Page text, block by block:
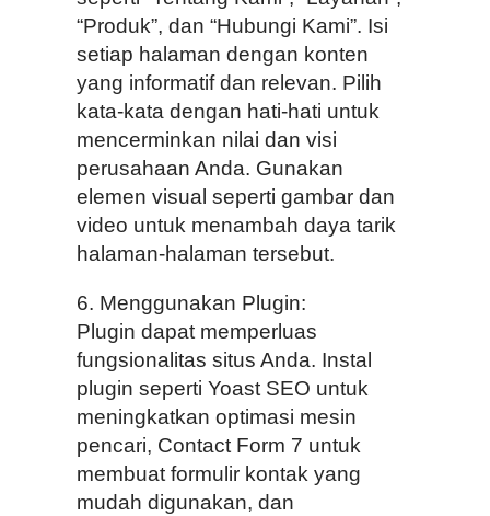
“Produk”, dan “Hubungi Kami”. Isi
setiap halaman dengan konten
yang informatif dan relevan. Pilih
kata-kata dengan hati-hati untuk
mencerminkan nilai dan visi
perusahaan Anda. Gunakan
elemen visual seperti gambar dan
video untuk menambah daya tarik
halaman-halaman tersebut.
6. Menggunakan Plugin:
Plugin dapat memperluas
fungsionalitas situs Anda. Instal
plugin seperti Yoast SEO untuk
meningkatkan optimasi mesin
pencari, Contact Form 7 untuk
membuat formulir kontak yang
mudah digunakan, dan